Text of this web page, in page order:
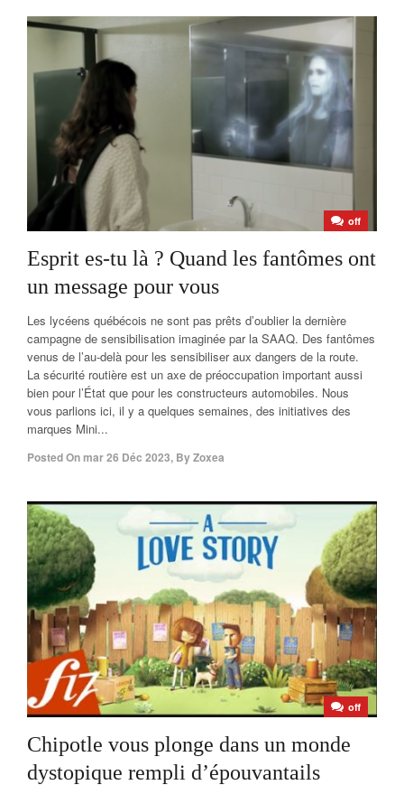
off
Esprit es-tu là ? Quand les fantômes ont
un message pour vous
Les lycéens québécois ne sont pas prêts d’oublier la dernière
campagne de sensibilisation imaginée par la SAAQ. Des fantômes
venus de l’au-delà pour les sensibiliser aux dangers de la route.
La sécurité routière est un axe de préoccupation important aussi
bien pour l’État que pour les constructeurs automobiles. Nous
vous parlions ici, il y a quelques semaines, des initiatives des
marques Mini...
Posted Onmar 26 Déc 2023, ByZoxea
off
Chipotle vous plonge dans un monde
dystopique rempli d’épouvantails